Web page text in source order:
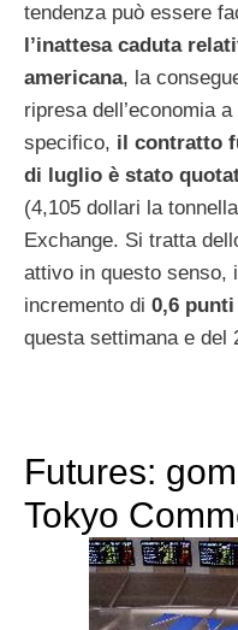
tendenza può essere
l’inattesa caduta
americana, la
ripresa dell’economia
specifico, il contratto
di luglio è stato
(4,105 dollari la
Exchange. Si tratta
attivo in questo senso,
incremento di 0,6
questa settimana e del
Futures:
Tokyo